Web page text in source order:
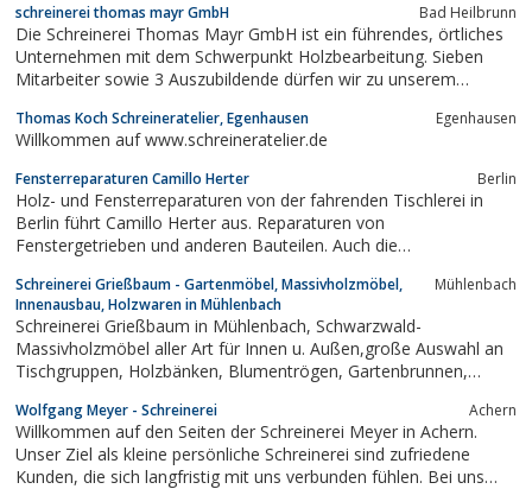
Sohn Ottmar Lehmann die Schreinerei weiter.1968 legte er die
Meisterprüfung ab und führte unter anderen...
schreinerei thomas mayr GmbH Bad Heilbrunn
Die Schreinerei Thomas Mayr GmbH ist ein führendes, örtliches
Unternehmen mit dem Schwerpunkt Holzbearbeitung. Sieben
Mitarbeiter sowie 3 Auszubildende dürfen wir zu unserem
Innenausbau- Küchen- Fenster- Türen- Wintergärten- Pergolen-
Möbeldesign-...
Thomas Koch Schreineratelier, Egenhausen Egenhausen
Willkommen auf www.schreineratelier.de
Fensterreparaturen Camillo Herter Berlin
Holz- und Fensterreparaturen von der fahrenden Tischlerei in
Berlin führt Camillo Herter aus. Reparaturen von
Fenstergetrieben und anderen Bauteilen. Auch die
Zur Absicherung Ihres Heimes können fast alle Fenster mit
Pilzkopfverriegelungen nachgerüstet werden. Schauen Sie...
Schreinerei Grießbaum - Gartenmöbel, Massivholzmöbel,
Innenausbau, Holzwaren in Mühlenbach
Mühlenbach
Schreinerei Grießbaum in Mühlenbach, Schwarzwald-
Massivholzmöbel aller Art für Innen u. Außen,große Auswahl an
Tischgruppen, Holzbänken, Blumentrögen, Gartenbrunnen,
Wolfgang Meyer - Schreinerei Achern
Willkommen auf den Seiten der Schreinerei Meyer in Achern.
Unser Ziel als kleine persönliche Schreinerei sind zufriedene
Kunden, die sich langfristig mit uns verbunden fühlen. Bei uns